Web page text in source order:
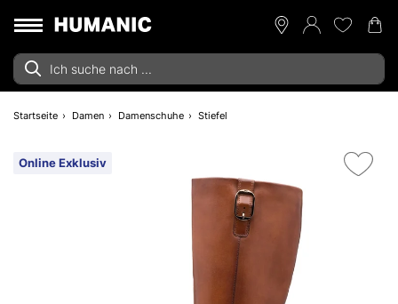
Startseite Damen Damenschuhe Stiefel
Online Exklusiv